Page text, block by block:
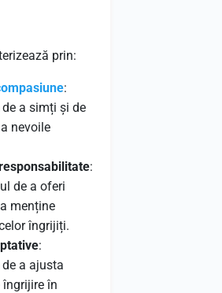
prin:
:
a simți și de
nevoile
:
de a oferi
menține
îngrijiți.
:
a ajusta
îngrijire în